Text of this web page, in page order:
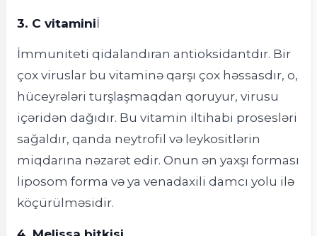
3. C vitaminiİ
İmmuniteti qidalandıran antioksidantdır. Bir
çox viruslar bu vitaminə qarşı çox həssasdır, o,
hüceyrələri turşlaşmaqdan qoruyur, virusu
içəridən dağıdır. Bu vitamin iltihabi prosesləri
sağaldır, qanda neytrofil və leykositlərin
miqdarına nəzarət edir. Onun ən yaxşı forması
liposom forma və ya venadaxili damcı yolu ilə
köçürülməsidir.